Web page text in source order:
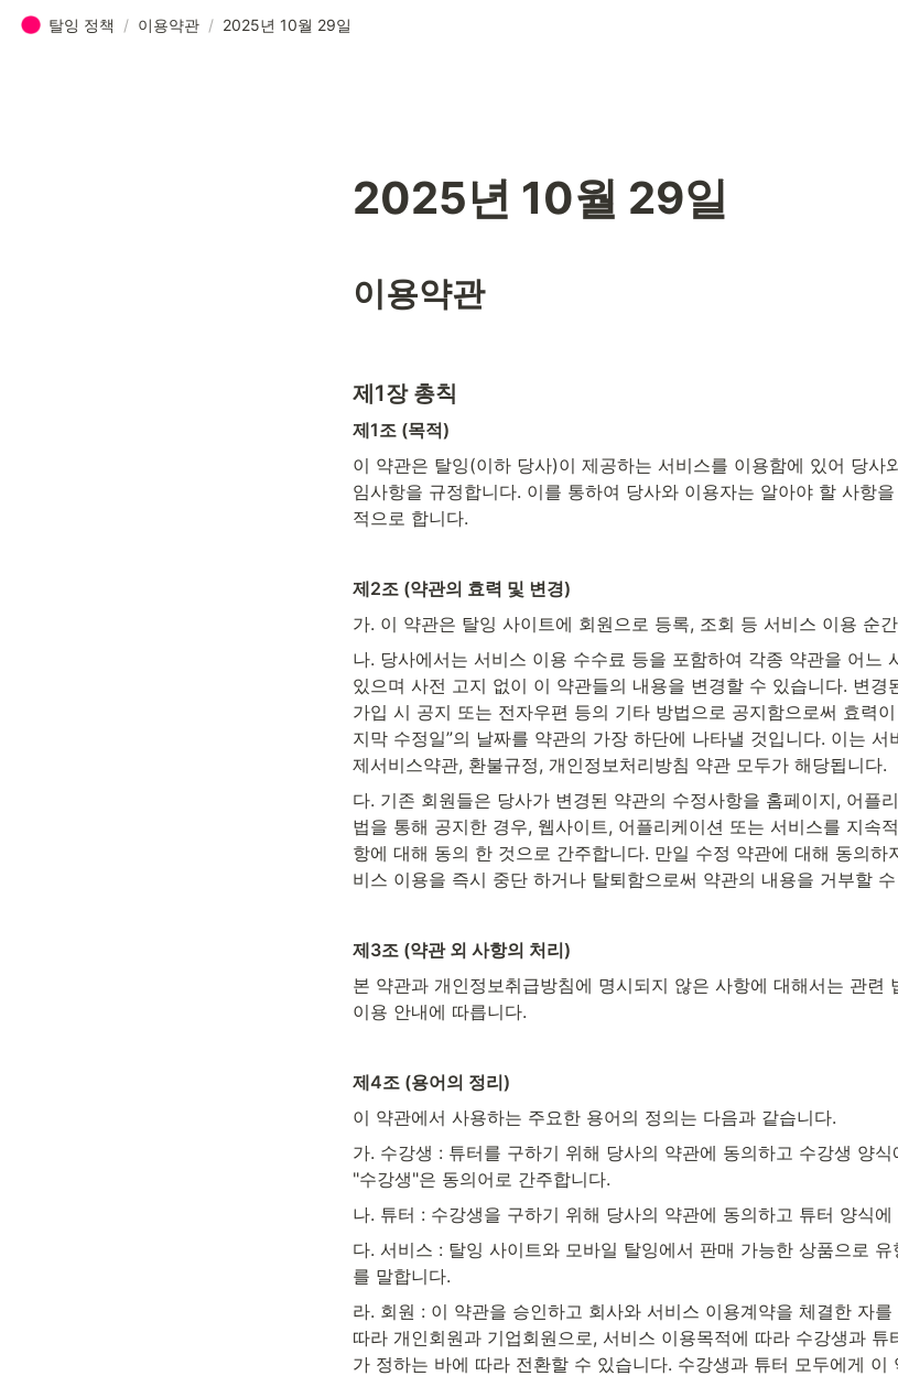
탈잉 정책 / 이용약관 / 2025년 10월 29일
2025년 10월 29일
이용약관
제1장 총칙
제1조 (목적)
이 약관은 탈잉(이하 당사)이 제공하는 서비스를 이용함에 있어 당사
임사항을 규정합니다. 이를 통하여 당사와 이용자는 알아야 할 사항
적으로 합니다.
제2조 (약관의 효력 및 변경)
가. 이 약관은 탈잉 사이트에 회원으로 등록, 조회 등 서비스 이용 순
나. 당사에서는 서비스 이용 수수료 등을 포함하여 각종 약관을 어느
있으며 사전 고지 없이 이 약관들의 내용을 변경할 수 있습니다. 변경
가입 시 공지 또는 전자우편 등의 기타 방법으로 공지함으로써 효력
지막 수정일”의 날짜를 약관의 가장 하단에 나타낼 것입니다. 이는 서
제서비스약관, 환불규정, 개인정보처리방침 약관 모두가 해당됩니다.
다. 기존 회원들은 당사가 변경된 약관의 수정사항을 홈페이지, 어플
법을 통해 공지한 경우, 웹사이트, 어플리케이션 또는 서비스를 지속
항에 대해 동의 한 것으로 간주합니다. 만일 수정 약관에 대해 동의하
비스 이용을 즉시 중단 하거나 탈퇴함으로써 약관의 내용을 거부할
제3조 (약관 외 사항의 처리)
본 약관과 개인정보취급방침에 명시되지 않은 사항에 대해서는 관련
이용 안내에 따릅니다.
제4조 (용어의 정리)
이 약관에서 사용하는 주요한 용어의 정의는 다음과 같습니다.
가. 수강생 : 튜터를 구하기 위해 당사의 약관에 동의하고 수강생 양
"수강생"은 동의어로 간주합니다.
나. 튜터 : 수강생을 구하기 위해 당사의 약관에 동의하고 튜터 양식
다. 서비스 : 탈잉 사이트와 모바일 탈잉에서 판매 가능한 상품으로
를 말합니다.
라. 회원 : 이 약관을 승인하고 회사와 서비스 이용계약을 체결한 자
따라 개인회원과 기업회원으로, 서비스 이용목적에 따라 수강생과
가 정하는 바에 따라 전환할 수 있습니다. 수강생과 튜터 모두에게 이